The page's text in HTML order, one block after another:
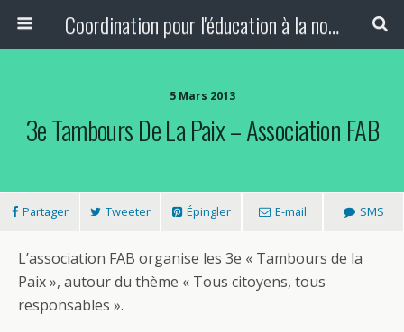
Coordination pour l'éducation à la non-violence et à la paix
5 Mars 2013
3e Tambours De La Paix – Association FAB
Partager Tweeter Épingler E-mail SMS
L’association FAB organise les 3e « Tambours de la
Paix », autour du thème « Tous citoyens, tous
responsables ».